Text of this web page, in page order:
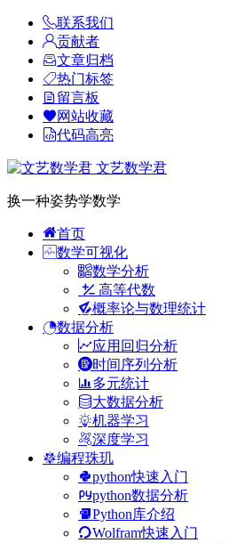
联系我们
贡献者
文章归档
热门标签
留言板
网站收藏
代码高亮
文艺数学君
换一种姿势学数学
首页
数学可视化
数学分析
高等代数
概率论与数理统计
数据分析
应用回归分析
时间序列分析
多元统计
大数据分析
机器学习
深度学习
编程珠玑
python快速入门
python数据分析
Python库介绍
Wolfram快速入门